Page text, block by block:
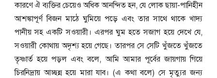
কারণে ঐ ব্যক্তির চেয়েও অধিক আনন্দিত হন, যে লোক ছায়া-পানিহীন
আশঙ্কাপূর্ণ বিজন মাঠে ঘুমিয়ে পড়ে এবং তার সাথে থাকে খাদ্য
পানীয় সহ একটি সওয়ারী। এরপর ঘুম হতে সজাগ হয়ে দেখে যে,
সওয়ারী কোথায় অদৃশ্য হয়ে গেছে। তারপর সে সেটি খুঁজতে খুঁজতে
তৃষ্ণার্ত হয়ে পড়ল এবং বলে, আমি আমার পূর্বের জায়গায় গিয়ে
চিরনিদ্রায় আচ্ছন্ন হয়ে মারা যাব। (এ কথা বলে) সে মৃত্যুর জন্য